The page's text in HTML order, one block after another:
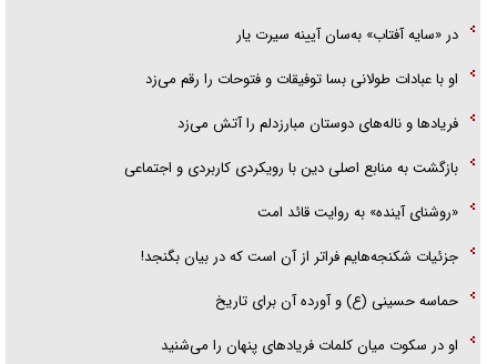
در «سایه آفتاب» به‌سان آیینه سیرت یار
او با عبادات طولانی بسا توفیقات و فتوحات را رقم می‌زد
فریاد‌ها و ناله‌های دوستان مبارزدلم را آتش می‌زد
بازگشت به منابع اصلی دین با رویکردی کاربردی و اجتماعی
«روشنای آینده» به روایت قائد امت
جزئیات شکنجه‌هایم فراتر از آن است که در بیان بگنجد!
حماسه حسینی (ع) و آورده آن برای تاریخ
او در سکوت میان کلمات فریاد‌های پنهان را می‌شنید